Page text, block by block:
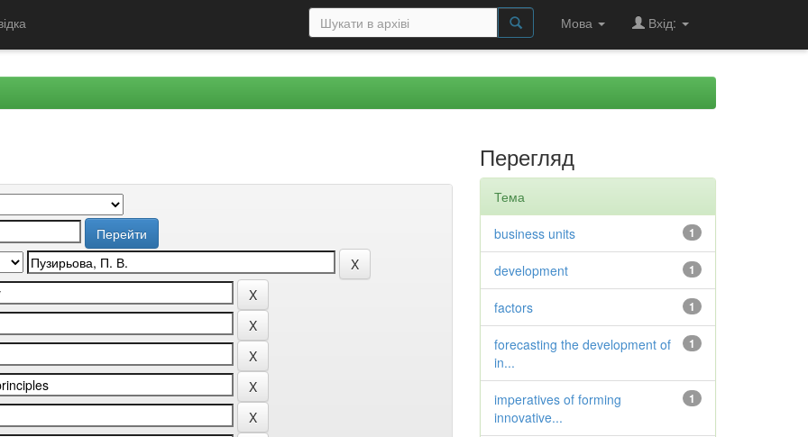
Мова Вхід:
Перегляд
Тема
1
business units
1
development
1
factors
1
forecasting the development of
in...
1
imperatives of forming
innovative...